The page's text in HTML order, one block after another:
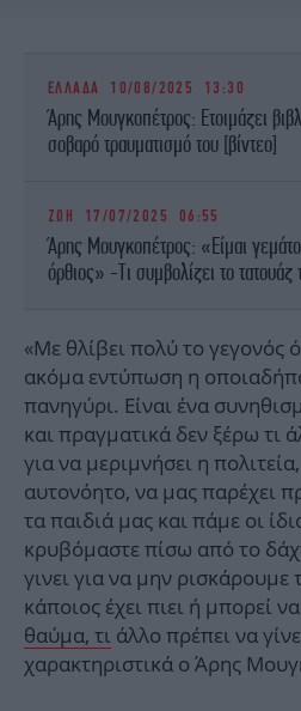
ΕΛΛΑΔΑ 10/08/2025 13:30
Άρης Μουγκοπέτρος: Ετοιμάζει
σοβαρό τραυματισμό του [βίντεο]
ΖΩΗ 17/07/2025 06:55
Άρης Μουγκοπέτρος: «Είμαι
όρθιος» -Τι συμβολίζει το τατουάζ
«Με θλίβει πολύ το γεγονός
ακόμα εντύπωση η
πανηγύρι. Είναι ένα
και πραγματικά δεν ξέρω τι
για να μεριμνήσει η
αυτονόητο, να μας παρέχει
τα παιδιά μας και πάμε οι
κρυβόμαστε πίσω από το
γινει για να μην ρισκάρουμε
κάποιος έχει πιει ή μπορεί
θαύμα, τι άλλο πρέπει να
χαρακτηριστικά ο Άρης